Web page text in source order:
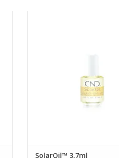
TOEVOEGEN AAN
SolarOil™ 3,7ml